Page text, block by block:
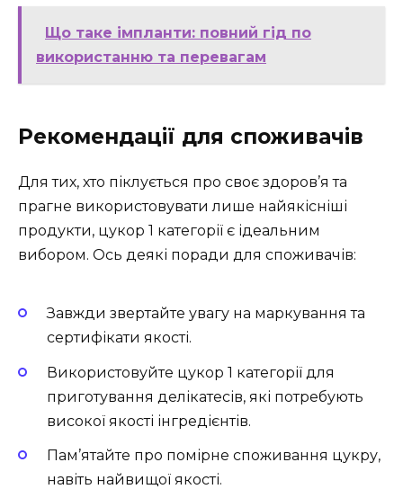
Що таке імпланти: повний гід по
використанню та перевагам
Рекомендації для споживачів
Для тих, хто піклується про своє здоров’я та
прагне використовувати лише найякісніші
продукти, цукор 1 категорії є ідеальним
вибором. Ось деякі поради для споживачів:
Завжди звертайте увагу на маркування та
сертифікати якості.
Використовуйте цукор 1 категорії для
приготування делікатесів, які потребують
високої якості інгредієнтів.
Пам’ятайте про помірне споживання цукру,
навіть найвищої якості.